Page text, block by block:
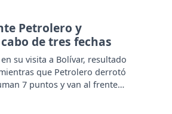
Petrolero y
de tres fechas
su visita a Bolívar, resultado
que Petrolero derrotó
7 puntos y van al frente